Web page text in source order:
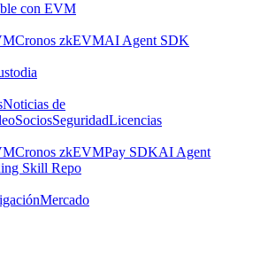
con EVM
Cronos zkEVMAI Agent SDK
Noticias de
SociosSeguridadLicencias
Cronos zkEVMPay SDKAI Agent
Skill Repo
Mercado